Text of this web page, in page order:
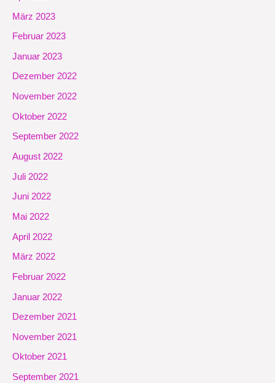
März 2023
Februar 2023
Januar 2023
Dezember 2022
November 2022
Oktober 2022
September 2022
August 2022
Juli 2022
Juni 2022
Mai 2022
April 2022
März 2022
Februar 2022
Januar 2022
Dezember 2021
November 2021
Oktober 2021
September 2021